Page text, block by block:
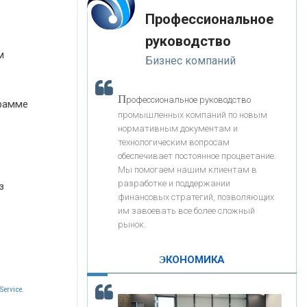
«ЗАПСИБКОМБАНК»
«РОСЕВРОБАНК»
«ПРЕСС-СЛУЖБА ВТБ24»
«АВТОГРАДБАНК»
«ПРОМРЕГИОНБАНК»
ОНАС
КОНТАКТЫ
корость - один из главных трендов в
кредитовании бизнеса - «Интервью»
-- Лучшее, что можно сделать с хорошим советом, это
пропустить его мимо ушей. Он никогда не бывает
полезен никому, кроме того, кто его дал.
-- Люблю давать советы и очень не люблю, когда их
дают мне.
Профессиональное
руководство
Бизнес компаний
Профессиональное руководство
промышленных компаний по новым
нормативным документам и
технологическим вопросам
обеспечивает постоянное процветание.
Мы помогаем нашим клиентам в
разработке и поддержании
финансовых стратегий, позволяющих
им завоевать все более сложный
рынок.
ЭКОНОМИКА